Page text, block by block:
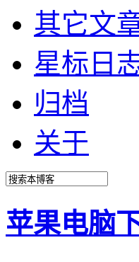
其它文
星标日
归档
关于
苹果电脑